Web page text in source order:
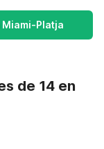
Miami-Platja
de 14 en